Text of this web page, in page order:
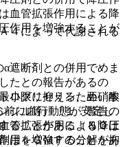
血管拡張作用による降
作用を増強することが
遮断剤との併用でめま
たとの報告があるの
小限に抑えるため、本
に血行動態が安定し
管拡張作用による降圧
用を増強することがあ
４によって代謝される
ログリセリン、亜硝酸
ジル等）〔１．警告の
ることがある（ＮＯは
はｃＧＭＰの分解を抑